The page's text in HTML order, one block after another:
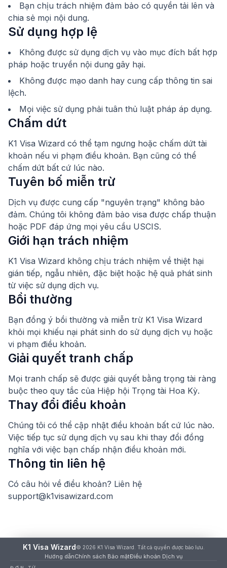
Bạn chịu trách nhiệm đảm bảo có quyền tải lên và
chia sẻ mọi nội dung.
Sử dụng hợp lệ
Không được sử dụng dịch vụ vào mục đích bất hợp
pháp hoặc truyền nội dung gây hại.
Không được mạo danh hay cung cấp thông tin sai
lệch.
Mọi việc sử dụng phải tuân thủ luật pháp áp dụng.
Chấm dứt
K1 Visa Wizard có thể tạm ngưng hoặc chấm dứt tài
khoản nếu vi phạm điều khoản. Bạn cũng có thể
chấm dứt bất cứ lúc nào.
Tuyên bố miễn trừ
Dịch vụ được cung cấp "nguyên trạng" không bảo
đảm. Chúng tôi không đảm bảo visa được chấp thuận
hoặc PDF đáp ứng mọi yêu cầu USCIS.
Giới hạn trách nhiệm
K1 Visa Wizard không chịu trách nhiệm về thiệt hại
gián tiếp, ngẫu nhiên, đặc biệt hoặc hệ quả phát sinh
từ việc sử dụng dịch vụ.
Bồi thường
Bạn đồng ý bồi thường và miễn trừ K1 Visa Wizard
khỏi mọi khiếu nại phát sinh do sử dụng dịch vụ hoặc
vi phạm điều khoản.
Giải quyết tranh chấp
Mọi tranh chấp sẽ được giải quyết bằng trọng tài ràng
buộc theo quy tắc của Hiệp hội Trọng tài Hoa Kỳ.
Thay đổi điều khoản
Chúng tôi có thể cập nhật điều khoản bất cứ lúc nào.
Việc tiếp tục sử dụng dịch vụ sau khi thay đổi đồng
nghĩa với việc bạn chấp nhận điều khoản mới.
Thông tin liên hệ
Có câu hỏi về điều khoản? Liên hệ
support@k1visawizard.com
K1 Visa Wizard© 2026 K1 Visa Wizard. Tất cả quyền được bảo lưu.
Hướng dẫnChính sách Bảo mậtĐiều khoản Dịch vụ